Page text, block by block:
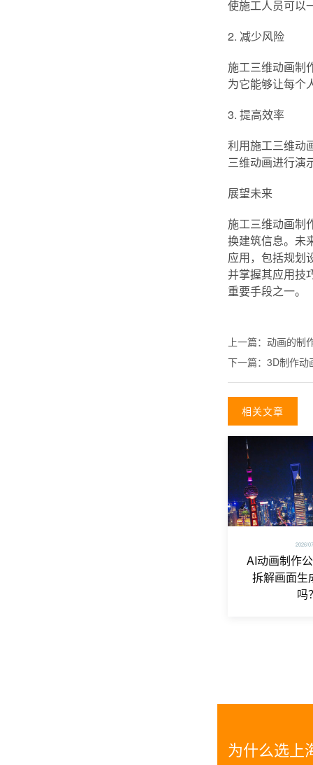
使施工人员可以
2. 减少风险
施工三维动画制
为它能够让每个
3. 提高效率
利用施工三维动
三维动画进行演
展望未来
施工三维动画制
换建筑信息。未
应用，包括规划
并掌握其应用技
重要手段之一。
上一篇： 动画的制
下一篇： 3D制作动
相关文章
2026/
AI动画制作
拆解画面生
吗
为什么选上